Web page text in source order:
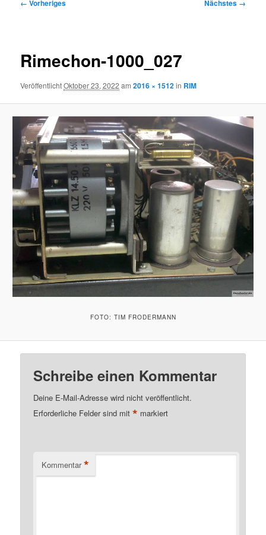
← Vorheriges Nächstes →
Rimechon-1000_027
VeröffentlichtOktober 23, 2022 am2016 × 1512in RIM
FOTO: TIM FRODERMANN
Schreibe einen Kommentar
Deine E-Mail-Adresse wird nicht veröffentlicht.
Erforderliche Felder sind mit* markiert
Kommentar *